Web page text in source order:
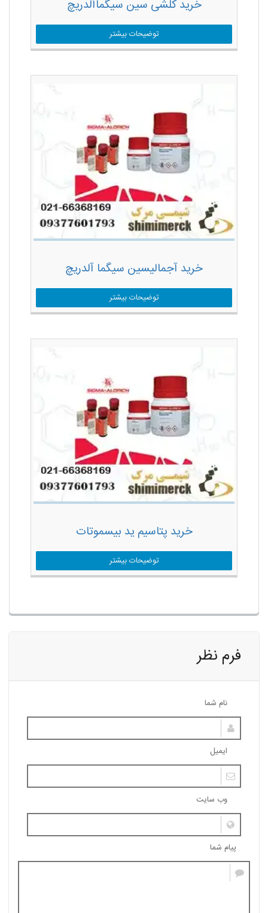
خرید کلشی سین سیگماآلدریچ
توضیحات بیشتر
خرید آجمالیسین سیگما آلدریچ
توضیحات بیشتر
خرید پتاسیم ید بیسموتات
توضیحات بیشتر
فرم نظر
نام شما
ایمیل
وب سایت
پیام شما